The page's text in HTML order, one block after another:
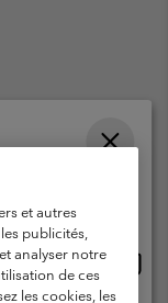
›
et autres
publicités,
analyser notre
de ces
les cookies, les